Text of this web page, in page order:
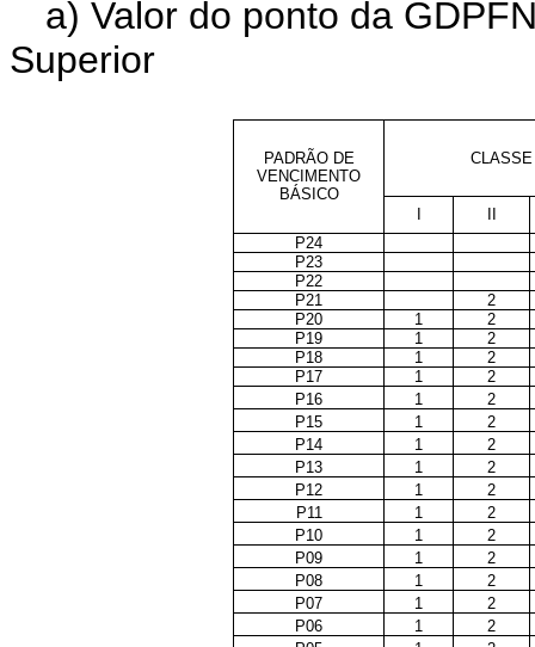
a) Valor do ponto da
Superior
PADRÃO DE
VENCIMENTO
BÁSICO
P24
P23
P22
P21
2
P20
1
2
P19
1
2
P18
1
2
P17
1
2
P16
1
2
P15
1
2
P14
1
2
P13
1
2
P12
1
2
P11
1
2
P10
1
2
P09
1
2
P08
1
2
P07
1
2
P06
1
2